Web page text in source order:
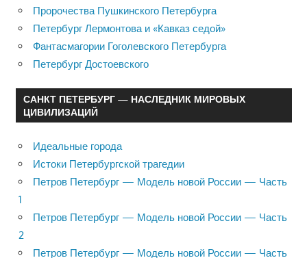
Пророчества Пушкинского Петербурга
Петербург Лермонтова и «Кавказ седой»
Фантасмагории Гоголевского Петербурга
Петербург Достоевского
САНКТ ПЕТЕРБУРГ — НАСЛЕДНИК МИРОВЫХ
ЦИВИЛИЗАЦИЙ
Идеальные города
Истоки Петербургской трагедии
Петров Петербург — Модель новой России — Часть
1
Петров Петербург — Модель новой России — Часть
2
Петров Петербург — Модель новой России — Часть